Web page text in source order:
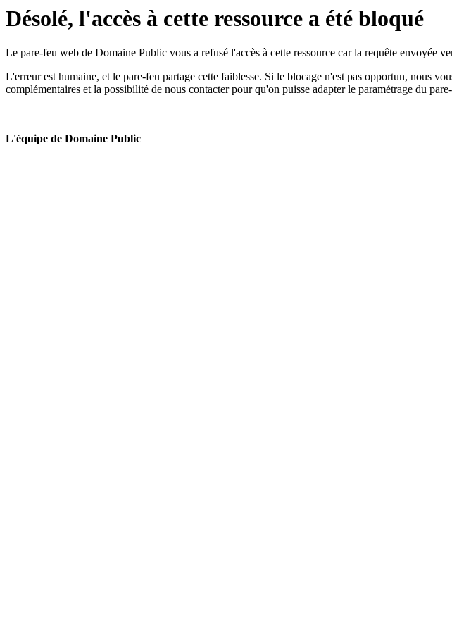
Désolé, l'accès à cette ressource a été bloqué
Le pare-feu web de Domaine Public vous a refusé l'accès à cette ressource car la requête envoyée
L'erreur est humaine, et le pare-feu partage cette faiblesse. Si le blocage n'est pas opportun, nous
complémentaires et la possibilité de nous contacter pour qu'on puisse adapter le paramétrage du
L'équipe de Domaine Public